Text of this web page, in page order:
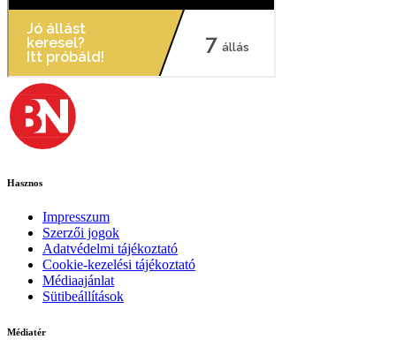
Hasznos
Impresszum
Szerzői jogok
Adatvédelmi tájékoztató
Cookie-kezelési tájékoztató
Médiaajánlat
Sütibeállítások
Médiatér